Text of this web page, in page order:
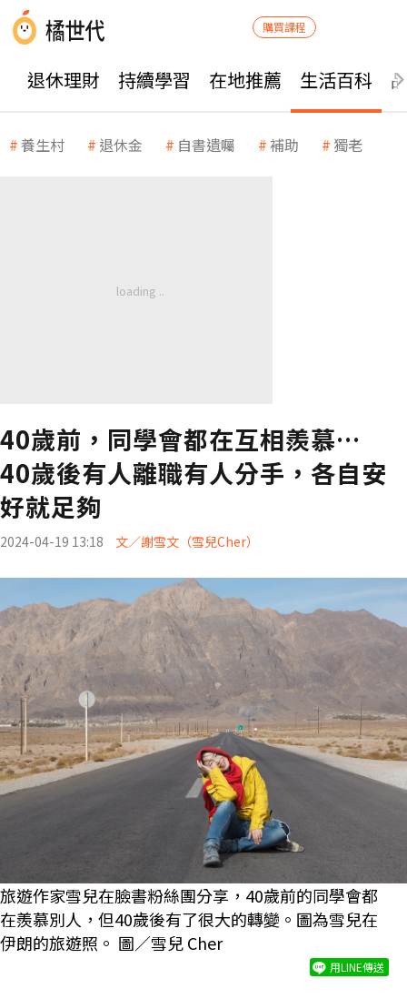
購買課程
退休理財 持續學習 在地推薦 生活百科
養生村 退休金 自書遺囑 補助 獨老
40歲前，同學會都在互相羨慕…
40歲後有人離職有人分手，各自安
好就足夠
2024-04-19 13:18 文／謝雪文（雪兒Cher）
旅遊作家雪兒在臉書粉絲團分享，40歲前的同學會都
在羨慕別人，但40歲後有了很大的轉變。圖為雪兒在
伊朗的旅遊照。 圖／雪兒 Cher
用LINE傳送